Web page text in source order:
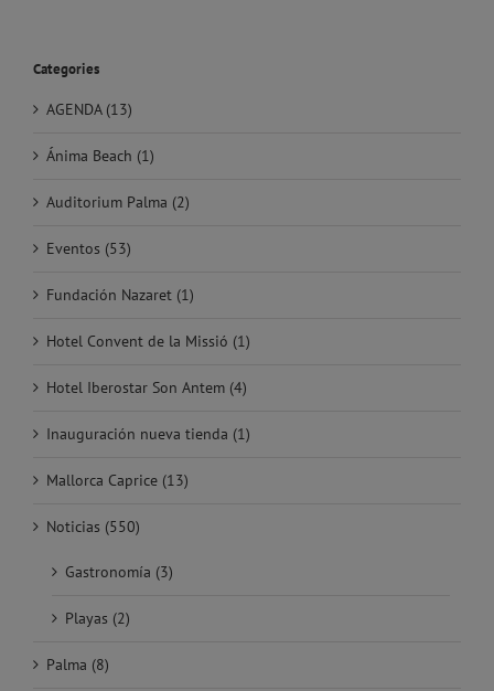
Categories
AGENDA (13)
Ánima Beach (1)
Auditorium Palma (2)
Eventos (53)
Fundación Nazaret (1)
Hotel Convent de la Missió (1)
Hotel Iberostar Son Antem (4)
Inauguración nueva tienda (1)
Mallorca Caprice (13)
Noticias (550)
Gastronomía (3)
Playas (2)
Palma (8)